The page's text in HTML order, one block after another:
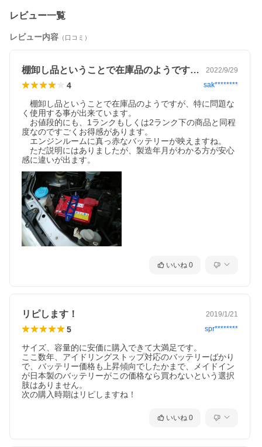
レビュー一覧
レビュー内容 （口コミ）
棚卸し品ということで在庫品のようですが… 2022/9/29
4 sak********
棚卸し品ということで在庫品のようですが、特に問題な
く使用する事が出来ています。
お値段的にも、1ランクもしくは2ランク下の商品と同程
度なのですごくお得感があります。
エンジンルームに真っ赤なバッテリーが映えますね。
ただ説明にはありましたが、製造年月がわかる方が安心
感に違いが出ます。
いいね 0
リピします！ 2019/1/21
5 spr********
サイズ、容量的に安価に購入できて大満足です。
ここ数年、アイドリングストップ対応のバッテリーばかり
で、バッテリー価格も上昇傾向でしたかまで、メイドイン
が日本製のバッテリーがこの価格なら買わないという選択
肢はありません。
次の購入時期はリピしますね！
いいね 0